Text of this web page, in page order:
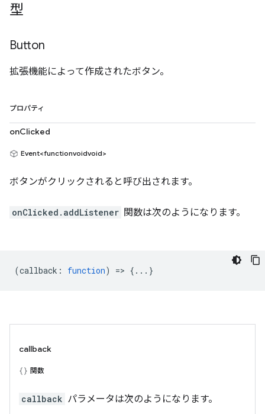
型
Button
拡張機能によって作成されたボタン。
プロパティ
onClicked
Event<functionvoidvoid>
ボタンがクリックされると呼び出されます。
onClicked.addListener 関数は次のようになります。
(callback : function) => {...}
callback
関数
callback パラメータは次のようになります。